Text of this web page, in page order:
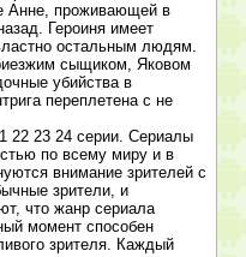
Анне, проживающей в
Героиня имеет
остальным людям.
сыщиком, Яковом
убийства в
переплетена с не
22 23 24 серии. Сериалы
по всему миру и в
внимание зрителей с
зрители, и
что жанр сериала
момент способен
зрителя. Каждый